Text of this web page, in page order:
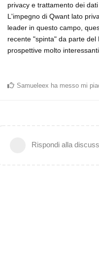
privacy e trattamento dei dati
L'impegno di Qwant lato
leader in questo campo,
recente "spinta" da parte
prospettive molto interessanti.
Samueleex ha messo mi
Rispondi alla